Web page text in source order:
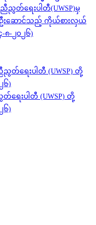
တ်ရေးပါတီ(UWSP)မှ
ဦးဆောင်သည့် ကိုယ်စားလှယ်
-၂၀၂၆)
တ်ရေးပါတီ (UWSP) တို့
၆)